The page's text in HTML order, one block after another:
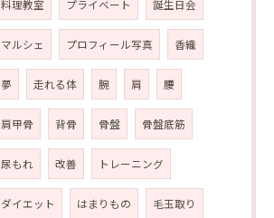
料理教室 プライベート 誕生日会
マルシェ プロフィール写真 香織
夢 走れる体 腕 肩 腰
肩甲骨 背骨 骨盤 骨盤底筋
尿もれ 改善 トレーニング
ダイエット はまりもの 毛玉取り